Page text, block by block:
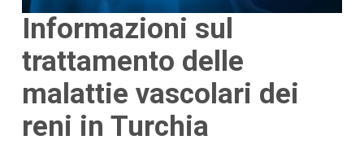
Informazioni sul
trattamento delle
malattie vascolari dei
reni in Turchia